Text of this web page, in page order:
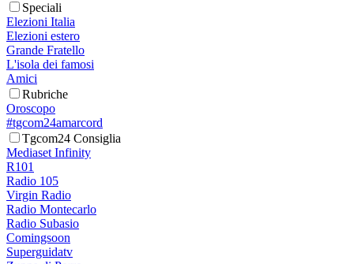
Speciali
Elezioni Italia
Elezioni estero
Grande Fratello
L'isola dei famosi
Amici
Rubriche
Oroscopo
#tgcom24amarcord
Tgcom24 Consiglia
Mediaset Infinity
R101
Radio 105
Virgin Radio
Radio Montecarlo
Radio Subasio
Comingsoon
Superguidatv